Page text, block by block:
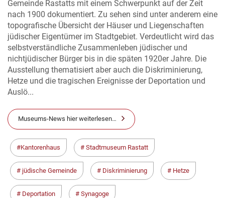
Gemeinde Rastatts mit einem Schwerpunkt auf der Zeit
nach 1900 dokumentiert. Zu sehen sind unter anderem eine
topografische Übersicht der Häuser und Liegenschaften
jüdischer Eigentümer im Stadtgebiet. Verdeutlicht wird das
selbstverständliche Zusammenleben jüdischer und
nichtjüdischer Bürger bis in die späten 1920er Jahre. Die
Ausstellung thematisiert aber auch die Diskriminierung,
Hetze und die tragischen Ereignisse der Deportation und
Auslö...
Museums-News hier weiterlesen…
Kantorenhaus Stadtmuseum Rastatt
jüdische Gemeinde Diskriminierung Hetze
Deportation Synagoge